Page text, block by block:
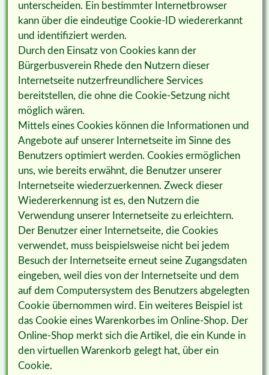
unterscheiden. Ein bestimmter Internetbrowser
kann über die eindeutige Cookie-ID wiedererkannt
und identifiziert werden.
Durch den Einsatz von Cookies kann der
Bürgerbusverein Rhede den Nutzern dieser
Internetseite nutzerfreundlichere Services
bereitstellen, die ohne die Cookie-Setzung nicht
möglich wären.
Mittels eines Cookies können die Informationen und
Angebote auf unserer Internetseite im Sinne des
Benutzers optimiert werden. Cookies ermöglichen
uns, wie bereits erwähnt, die Benutzer unserer
Internetseite wiederzuerkennen. Zweck dieser
Wiedererkennung ist es, den Nutzern die
Verwendung unserer Internetseite zu erleichtern.
Der Benutzer einer Internetseite, die Cookies
verwendet, muss beispielsweise nicht bei jedem
Besuch der Internetseite erneut seine Zugangsdaten
eingeben, weil dies von der Internetseite und dem
auf dem Computersystem des Benutzers abgelegten
Cookie übernommen wird. Ein weiteres Beispiel ist
das Cookie eines Warenkorbes im Online-Shop. Der
Online-Shop merkt sich die Artikel, die ein Kunde in
den virtuellen Warenkorb gelegt hat, über ein
Cookie.